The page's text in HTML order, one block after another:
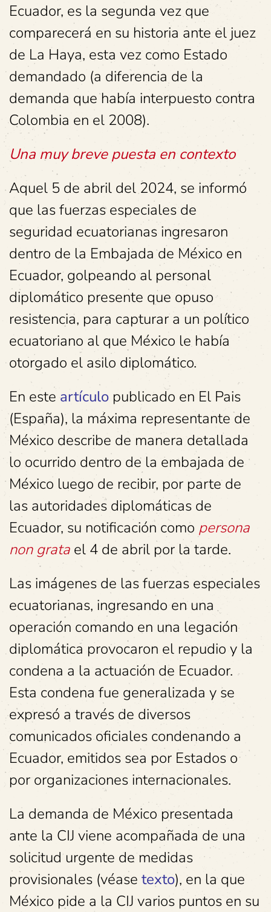
Ecuador, es la segunda vez que
comparecerá en su historia ante el juez
de La Haya, esta vez como Estado
demandado (a diferencia de la
demanda que había interpuesto contra
Colombia en el 2008).
Una muy breve puesta en contexto
Aquel 5 de abril del 2024, se informó
que las fuerzas especiales de
seguridad ecuatorianas ingresaron
dentro de la Embajada de México en
Ecuador, golpeando al personal
diplomático presente que opuso
resistencia, para capturar a un político
ecuatoriano al que México le había
otorgado el asilo diplomático.
En este artículo publicado en El Pais
(España), la máxima representante de
México describe de manera detallada
lo ocurrido dentro de la embajada de
México luego de recibir, por parte de
las autoridades diplomáticas de
Ecuador, su notificación como persona
non grata el 4 de abril por la tarde.
Las imágenes de las fuerzas especiales
ecuatorianas, ingresando en una
operación comando en una legación
diplomática provocaron el repudio y la
condena a la actuación de Ecuador.
Esta condena fue generalizada y se
expresó a través de diversos
comunicados oficiales condenando a
Ecuador, emitidos sea por Estados o
por organizaciones internacionales.
La demanda de México presentada
ante la CIJ viene acompañada de una
solicitud urgente de medidas
provisionales (véase texto), en la que
México pide a la CIJ varios puntos en su